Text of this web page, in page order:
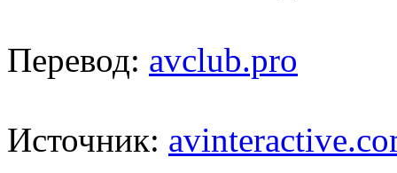
Перевод: avclub.pro
Источник: